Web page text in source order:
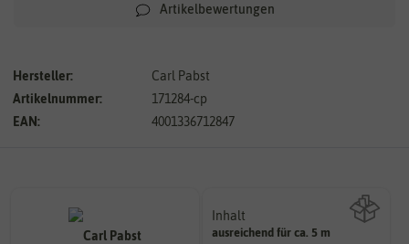
Artikelbewertungen
Hersteller:
Carl Pabst
Artikelnummer:
171284-cp
EAN:
4001336712847
Inhalt
ausreichend für ca. 5 m
Wie viel ist enthalten